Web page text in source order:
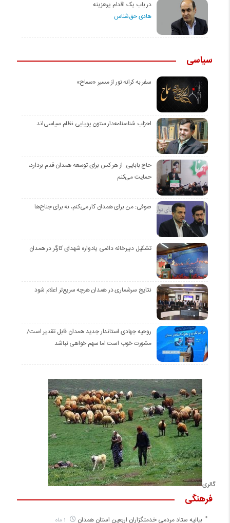
در باب یک اقدام پرهزینه
هادی حق‌شناس
سیاسی
سفر به کرانه‌ نور از مسیرِ «سماح»
احزاب شناسنامه‌دار ستون پویایی نظام سیاسی‌اند
حاج بابایی: از هر کس برای توسعه همدان قدم بردارد،
حمایت می‌کنم
صوفی: من برای همدان کار می‌کنم، نه برای جناح‌ها
تشکیل دبیرخانه دائمی یادواره شهدای کارگر در همدان
نتایج سرشماری در همدان هرچه سریع‌تر اعلام شود
روحیه جهادی استاندار جدید همدان قابل تقدیر است/
مشورت خوب است اما سهم خواهی نباشد
گالری
فرهنگی
بیانیه ستاد مردمی خدمتگزاران اربعین استان همدان